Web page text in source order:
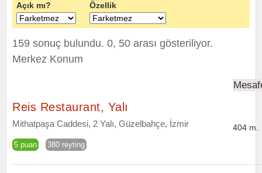
Açık mı? Özellik
159 sonuç bulundu. 0, 50 arası gösteriliyor.
Merkez Konum
Reis Restaurant, Yalı
Mithatpaşa Caddesi, 2 Yalı, Güzelbahçe, İzmir
5 puan 380 reyting
404 m.